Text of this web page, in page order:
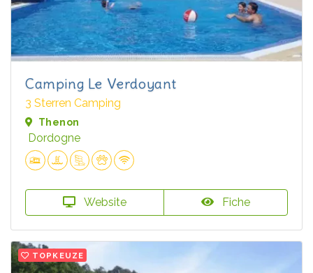
Camping Le Verdoyant
3 Sterren Camping
Thenon
Dordogne
Website Fiche
TOPKEUZE